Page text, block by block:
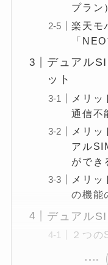
プラン
楽天モ
「
デュアル
ット
メリ
通信不
メリ
アル
ができ
メリ
の機能
デュアル
２つの